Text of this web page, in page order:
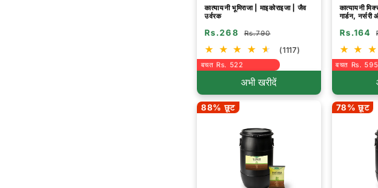
कात्यायनी भूमिराजा | माइकोराइजा | जैव
उर्वरक
Rs.268 Rs.790
(1117)
बचत Rs. 522
अभी खरीदें
कात्यायनी
गार्डन,
Rs.164
बचत Rs. 595
88% छूट 78% छूट